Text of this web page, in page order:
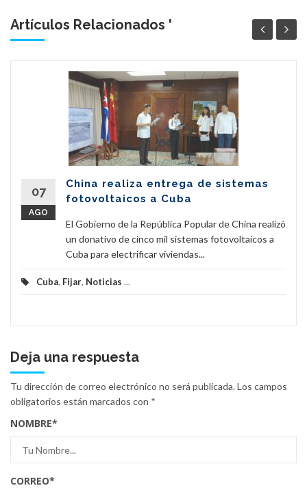
Artículos Relacionados '
07
AGO
China realiza entrega de sistemas
fotovoltaicos a Cuba
El Gobierno de la República Popular de China realizó
un donativo de cinco mil sistemas fotovoltaicos a
Cuba para electrificar viviendas...
Cuba, Fijar, Noticias ...
Deja una respuesta
Tu dirección de correo electrónico no será publicada.Los campos
obligatorios están marcados con *
NOMBRE*
CORREO*